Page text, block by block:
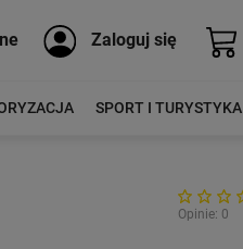
Zaloguj się
SPORT I TURYSTYKA
Opinie: 0